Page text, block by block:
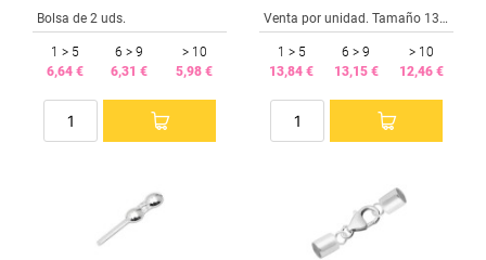
Bolsa de 2 uds.
1 > 5
6,64 €
6 > 9
6,31 €
> 10
5,98 €
Venta por unidad. Tamaño 13x10 mm.
1 > 5
13,84 €
6 > 9
13,15 €
> 10
12,46 €